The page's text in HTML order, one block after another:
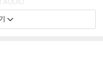
재포장한 경우, 카톤박스 손상
어, 중국어, 프랑스어, 독일어,